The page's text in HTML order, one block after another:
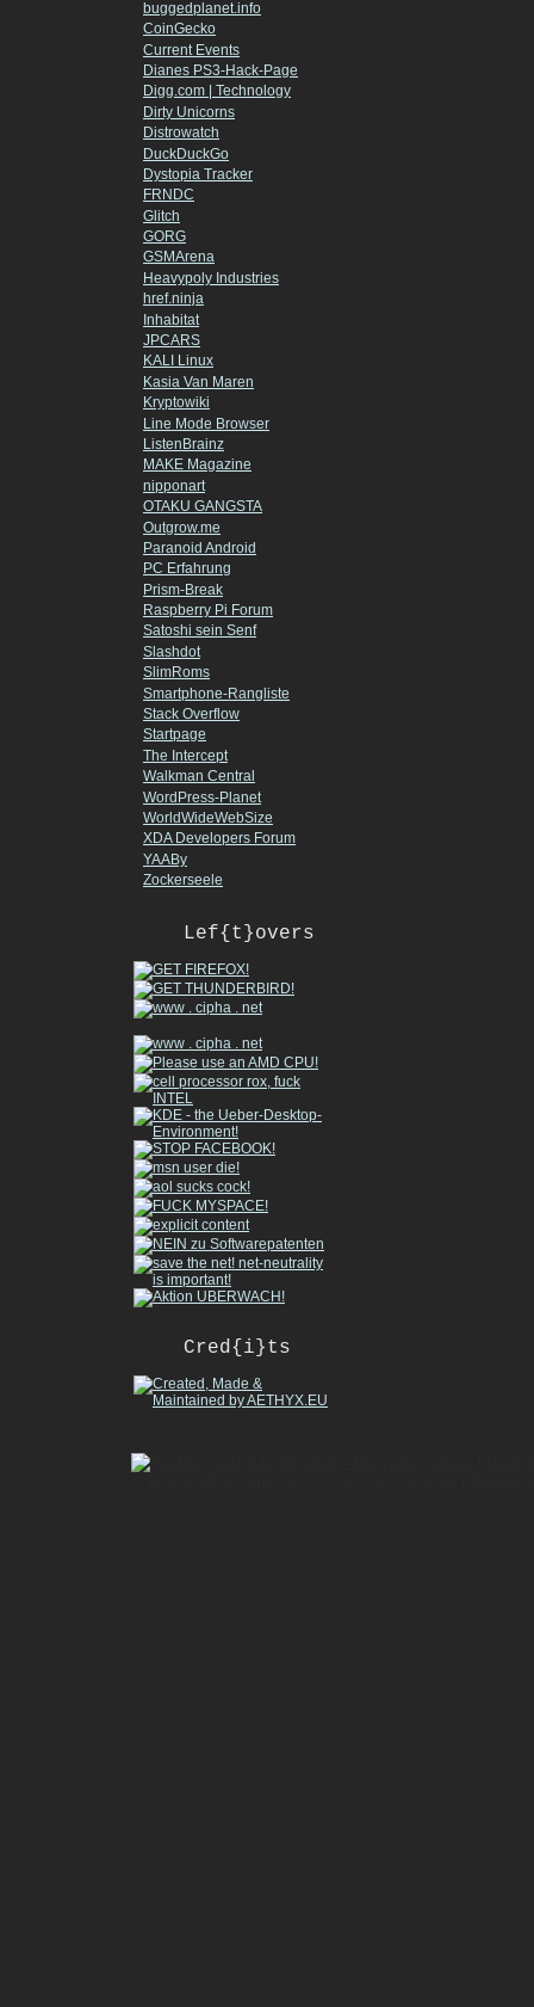
buggedplanet.info
CoinGecko
Current Events
Dianes PS3-Hack-Page
Digg.com | Technology
Dirty Unicorns
Distrowatch
DuckDuckGo
Dystopia Tracker
FRNDC
Glitch
GORG
GSMArena
Heavypoly Industries
href.ninja
Inhabitat
JPCARS
KALI Linux
Kasia Van Maren
Kryptowiki
Line Mode Browser
ListenBrainz
MAKE Magazine
nipponart
OTAKU GANGSTA
Outgrow.me
Paranoid Android
PC Erfahrung
Prism-Break
Raspberry Pi Forum
Satoshi sein Senf
Slashdot
SlimRoms
Smartphone-Rangliste
Stack Overflow
Startpage
The Intercept
Walkman Central
WordPress-Planet
WorldWideWebSize
XDA Developers Forum
YAABy
Zockerseele
Lef{t}overs
Cred{i}ts